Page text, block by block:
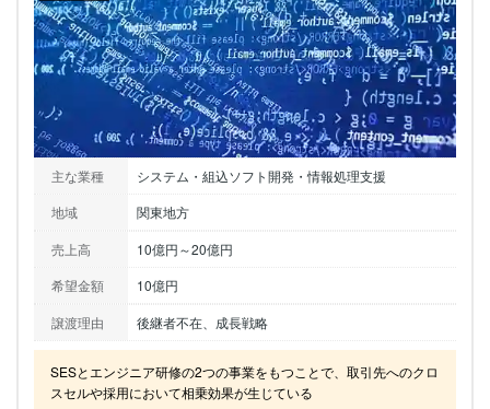
主な業種
システム・組込ソフト開発・情報処理支援
地域
関東地方
売上高
10億円～20億円
希望金額
10億円
譲渡理由
後継者不在、成長戦略
SESとエンジニア研修の2つの事業をもつことで、取引先へのクロ
スセルや採用において相乗効果が生じている